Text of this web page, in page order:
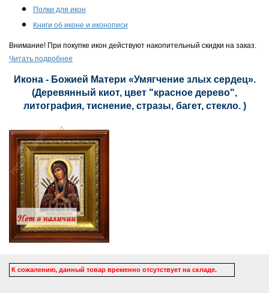
Полки для икон
Книги об иконе и иконописи
Внимание! При покупке икон действуют накопительный скидки на заказ.
Читать подробнее
Икона - Божией Матери «Умягчение злых сердец».
(Деревянный киот, цвет "красное дерево",
литография, тиснение, стразы, багет, стекло. )
К сожалению, данный товар временно отсутствует на складе.